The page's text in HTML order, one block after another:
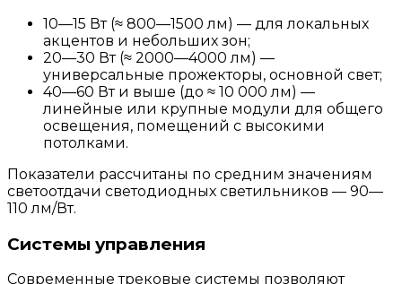
10—15 Вт (≈ 800—1500 лм) — для локальных
акцентов и небольших зон;
20—30 Вт (≈ 2000—4000 лм) —
универсальные прожекторы, основной свет;
40—60 Вт и выше (до ≈ 10 000 лм) —
линейные или крупные модули для общего
освещения, помещений с высокими
потолками.
Показатели рассчитаны по средним значениям
светоотдачи светодиодных светильников — 90—
110 лм/Вт.
Системы управления
Современные трековые системы позволяют